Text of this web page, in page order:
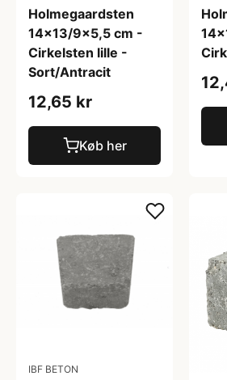
Holmegaardsten
14x13/9x5,5 cm -
Cirkelsten lille -
Sort/Antracit
12,65 kr
Køb her
IBF BETON